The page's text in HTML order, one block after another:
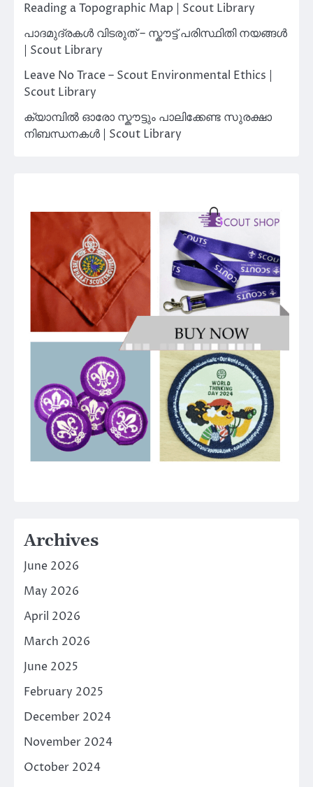
Reading a Topographic Map | Scout Library
പാദമുദ്രകൾ വിടരുത് – സ്കൗട്ട് പരിസ്ഥിതി നയങ്ങൾ
| Scout Library
Leave No Trace – Scout Environmental Ethics |
Scout Library
ക്യാമ്പിൽ ഓരോ സ്കൗട്ടും പാലിക്കേണ്ട സുരക്ഷാ
നിബന്ധനകൾ | Scout Library
Archives
June 2026
May 2026
April 2026
March 2026
June 2025
February 2025
December 2024
November 2024
October 2024